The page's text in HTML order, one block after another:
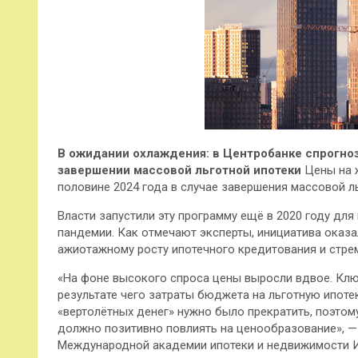
В ожидании охлаждения: в Центробанке
завершении массовой льготной ипотеки Цены на
половине 2024 года в случае завершения массовой
Власти запустили эту программу ещё в 2020 году
пандемии. Как отмечают эксперты, инициатива
ажиотажному росту ипотечного кредитования и
«На фоне высокого спроса цены выросли вдвое.
результате чего затраты бюджета на льготную
«вертолётных денег» нужно было прекратить,
должно позитивно повлиять на ценообразование»,
Международной академии ипотеки и недвижимости